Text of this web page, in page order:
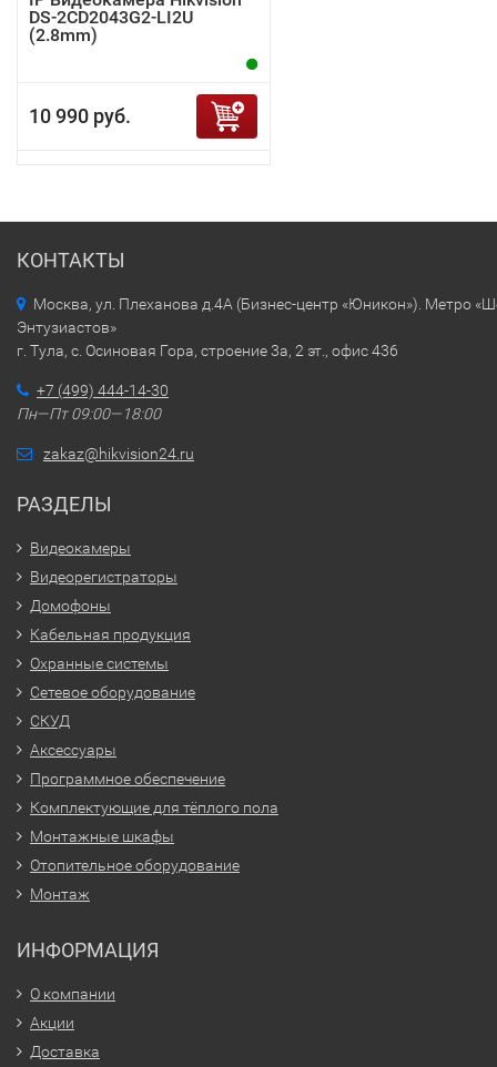
DS-2CD2043G2-LI2U
(2.8mm)
10 990 руб.
КОНТАКТЫ
Москва, ул. Плеханова д.4А (Бизнес-центр «Юникон»). Метро
Энтузиастов»
г. Тула, с. Осиновая Гора, строение 3а, 2 эт., офис 436
+7 (499) 444-14-30
Пн—Пт 09:00—18:00
zakaz@hikvision24.ru
РАЗДЕЛЫ
Видеокамеры
Видеорегистраторы
Домофоны
Кабельная продукция
Охранные системы
Сетевое оборудование
СКУД
Аксессуары
Программное обеспечение
Комплектующие для тёплого пола
Монтажные шкафы
Отопительное оборудование
Монтаж
ИНФОРМАЦИЯ
О компании
Акции
Доставка